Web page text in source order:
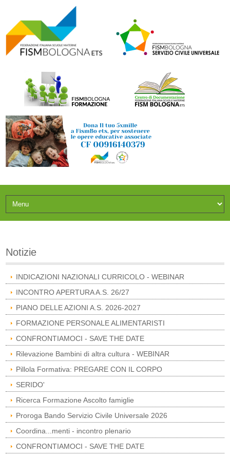
Notizie
INDICAZIONI NAZIONALI CURRICOLO - WEBINAR
INCONTRO APERTURA A.S. 26/27
PIANO DELLE AZIONI A.S. 2026-2027
FORMAZIONE PERSONALE ALIMENTARISTI
CONFRONTIAMOCI - SAVE THE DATE
Rilevazione Bambini di altra cultura - WEBINAR
Pillola Formativa: PREGARE CON IL CORPO
SERIDO'
Ricerca Formazione Ascolto famiglie
Proroga Bando Servizio Civile Universale 2026
Coordina...menti - incontro plenario
CONFRONTIAMOCI - SAVE THE DATE